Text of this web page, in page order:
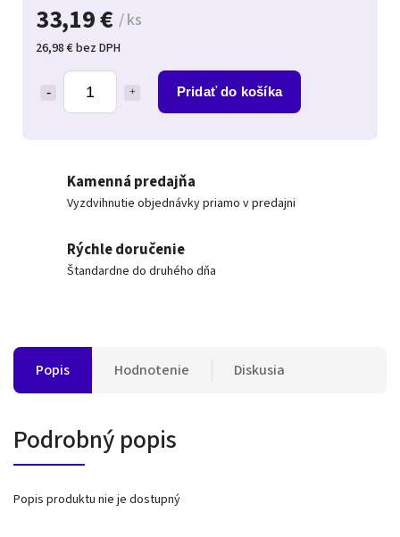
33,19 € / ks
26,98 € bez DPH
Pridať do košíka
Kamenná predajňa
Vyzdvihnutie objednávky priamo v predajni
Rýchle doručenie
Štandardne do druhého dňa
Popis Hodnotenie Diskusia
Podrobný popis
Popis produktu nie je dostupný